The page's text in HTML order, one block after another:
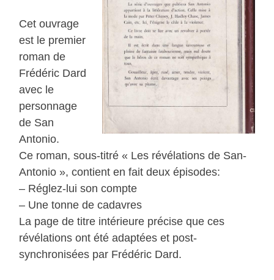
Cet ouvrage
est le premier
roman de
Frédéric Dard
avec le
personnage
de San
Antonio.
Ce roman, sous-titré « Les révélations de San-
Antonio », contient en fait deux épisodes:
– Réglez-lui son compte
– Une tonne de cadavres
La page de titre intérieure précise que ces
révélations ont été adaptées et post-
synchronisées par Frédéric Dard.